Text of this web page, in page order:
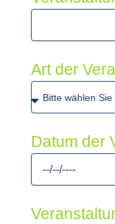
Art der
Datum der